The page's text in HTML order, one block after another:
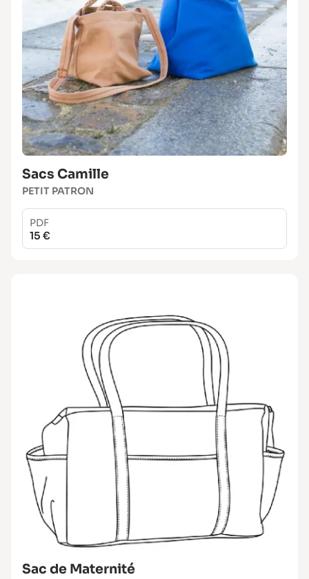
la communauté des couturières à choisir
leurs projets en toute confiance.
Sacs Camille
PETIT PATRON
PDF
15 €
Sac de Maternité